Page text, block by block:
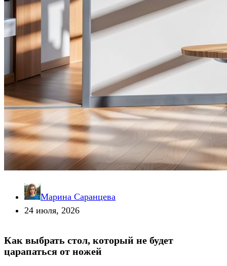
Марина Саранцева
24 июля, 2026
Как выбрать стол, который не будет
царапаться от ножей